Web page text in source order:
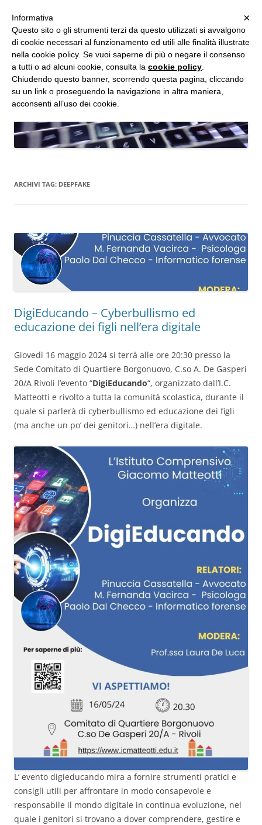
Vai
al
contenuto
Studio d'Informatica Forense
Perizie Informatiche Forensi, CTP e CTU in Processi Civili e Penali
ARCHIVI TAG: DEEPFAKE
DigiEducando – Cyberbullismo ed
educazione dei figli nell’era digitale
Giovedì 16 maggio 2024 si terrà alle ore 20:30 presso la
Sede Comitato di Quartiere Borgonuovo, C.so A. De Gasperi
20/A Rivoli l’evento “DigiEducando“, organizzato dall’I.C.
Matteotti e rivolto a tutta la comunità scolastica, durante il
quale si parlerà di cyberbullismo ed educazione dei figli
(ma anche un po’ dei genitori…) nell’era digitale.
L’ evento digieducando mira a fornire strumenti pratici e
consigli utili per affrontare in modo consapevole e
responsabile il mondo digitale in continua evoluzione, nel
quale i genitori si trovano a dover comprendere, gestire e
MENU ×
Informativa
Questo sito o gli strumenti terzi da questo utilizzati si avvalgono
di cookie necessari al funzionamento ed utili alle finalità illustrate
nella cookie policy. Se vuoi saperne di più o negare il consenso
a tutti o ad alcuni cookie, consulta la cookie policy
Chiudendo questo banner, scorrendo questa pagina, cliccando
su un link o proseguendo la navigazione in altra maniera,
acconsenti all’uso dei cookie.